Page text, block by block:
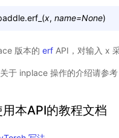
erf_ (x, name=None)
版本的 erf API，对输入 x
于 inplace 操作的介绍请参考
用本API的教程文档